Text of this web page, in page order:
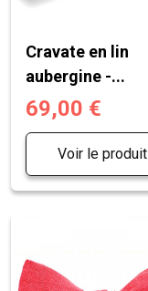
Cravate en lin
aubergine -...
69,00 €
Voir le produit